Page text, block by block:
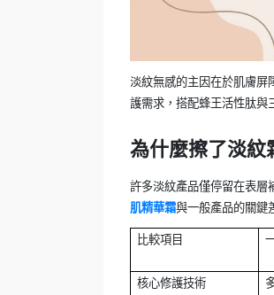
淡紋無感的主因在於肌膚屏
護需求，搭配蜂王活性肽與
為什麼擦了淡紋
許多淡紋產品僅停留在表層
肌精華霜與一般產品的關鍵
比較項目
核心修護技術